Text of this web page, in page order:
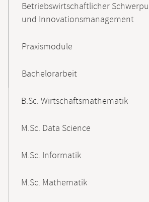
Betriebswirtschaftlicher
und Innovationsmanagement
Praxismodule
Bachelorarbeit
B.Sc. Wirtschaftsmathematik
M.Sc. Data Science
M.Sc. Informatik
M.Sc. Mathematik